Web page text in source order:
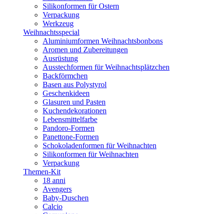
Silikonformen für Ostern
Verpackung
Werkzeug
Weihnachtsspecial
Aluminiumformen Weihnachtsbonbons
Aromen und Zubereitungen
Ausrüstung
Ausstechformen für Weihnachtsplätzchen
Backförmchen
Basen aus Polystyrol
Geschenkideen
Glasuren und Pasten
Kuchendekorationen
Lebensmittelfarbe
Pandoro-Formen
Panettone-Formen
Schokoladenformen für Weihnachten
Silikonformen für Weihnachten
Verpackung
Themen-Kit
18 anni
Avengers
Baby-Duschen
Calcio